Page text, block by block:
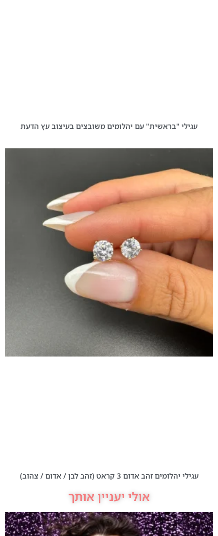
עגילי "בראשית" עם יהלומים משובצים בעיצוב עץ הדעת
עגילי יהלומים זהב אדום 3 קראט (זהב לבן / אדום / צהוב)
אולי יעניין אותך